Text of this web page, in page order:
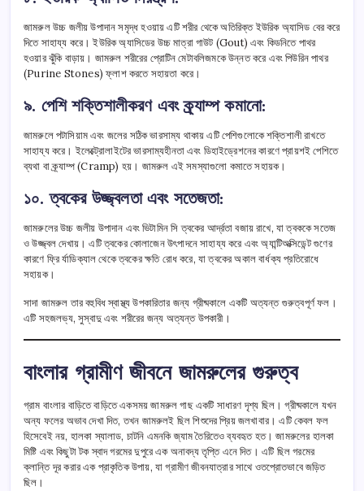
জামরুল উচ্চ জলীয় উপাদান সমৃদ্ধ হওয়ায় এটি শরীর থেকে অতিরিক্ত ইউরিক অ্যাসিড বের করে
দিতে সাহায্য করে। ইউরিক অ্যাসিডের উচ্চ মাত্রা গাউট (Gout) এবং কিডনিতে পাথর
হওয়ার ঝুঁকি বাড়ায়। জামরুল শরীরের প্রোটিন মেটাবলিজমকে উন্নত করে এবং পিউরিন পাথর
(Purine Stones) ফ্লাশ করতে সহায়তা করে।
৯. পেশি শক্তিশালীকরণ এবং ক্র্যাম্প কমানো:
জামরুলে পটাসিয়াম এবং জলের সঠিক ভারসাম্য থাকায় এটি পেশিগুলোকে শক্তিশালী রাখতে
সাহায্য করে। ইলেক্ট্রোলাইটের ভারসাম্যহীনতা এবং ডিহাইড্রেশনের কারণে প্রায়শই পেশিতে
ব্যথা বা ক্র্যাম্প (Cramp) হয়। জামরুল এই সমস্যাগুলো কমাতে সহায়ক।
১০. ত্বকের উজ্জ্বলতা এবং সতেজতা:
জামরুলের উচ্চ জলীয় উপাদান এবং ভিটামিন সি ত্বকের আর্দ্রতা বজায় রাখে, যা ত্বককে সতেজ
ও উজ্জ্বল দেখায়। এটি ত্বকের কোলাজেন উৎপাদনে সাহায্য করে এবং অ্যান্টিঅক্সিডেন্ট গুণের
কারণে ফ্রি র্যাডিক্যাল থেকে ত্বকের ক্ষতি রোধ করে, যা ত্বকের অকাল বার্ধক্য প্রতিরোধে
সহায়ক।
সাদা জামরুল তার বহুবিধ স্বাস্থ্য উপকারিতার জন্য গ্রীষ্মকালে একটি অত্যন্ত গুরুত্বপূর্ণ ফল।
এটি সহজলভ্য, সুস্বাদু এবং শরীরের জন্য অত্যন্ত উপকারী।
বাংলার গ্রামীণ জীবনে জামরুলের গুরুত্ব
গ্রাম বাংলার বাড়িতে বাড়িতে একসময় জামরুল গাছ একটি সাধারণ দৃশ্য ছিল। গ্রীষ্মকালে যখন
অন্য ফলের অভাব দেখা দিত, তখন জামরুলই ছিল শিশুদের প্রিয় জলখাবার। এটি কেবল ফল
হিসেবেই নয়, হালকা স্যালাড, চাটনি এমনকি জ্যাম তৈরিতেও ব্যবহৃত হত। জামরুলের হালকা
মিষ্টি এবং কিছুটা টক স্বাদ গরমের দুপুরে এক অনাবদ্য তৃপ্তি এনে দিত। এটি ছিল গরমের
ক্লান্তি দূর করার এক প্রাকৃতিক উপায়, যা গ্রামীণ জীবনযাত্রার সাথে ওতপ্রোতভাবে জড়িত
ছিল।